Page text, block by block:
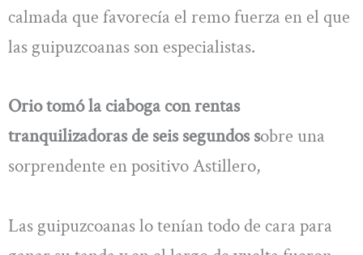
calmada que favorecía el remo fuerza en el que
las guipuzcoanas son especialistas.
Orio tomó la ciaboga con rentas
tranquilizadoras de seis segundos sobre una
sorprendente en positivo Astillero,
Las guipuzcoanas lo tenían todo de cara para